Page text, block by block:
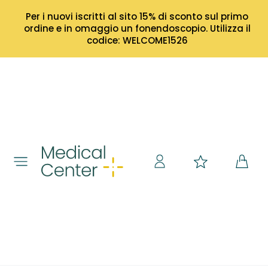
Per i nuovi iscritti al sito 15% di sconto sul primo
ordine e in omaggio un fonendoscopio. Utilizza il
codice: WELCOME1526